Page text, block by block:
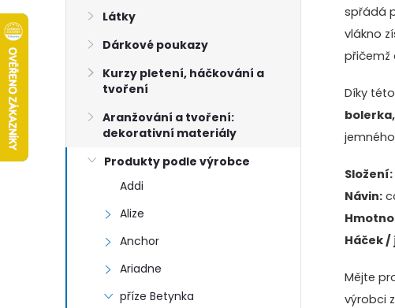
n
Látky
Dárkové poukazy
Kurzy pletení, háčkování a
tvoření
Aranžování a tvoření:
dekorativní materiály
Produkty podle výrobce
Addi
Alize
Anchor
Ariadne
příze Betynka
spřádá
vlákno
přičemž
Díky
Složení:
Návin:
Háček /
Mějte
výrobci